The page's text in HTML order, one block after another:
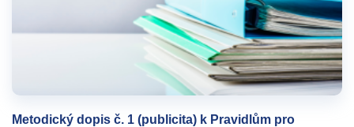
Metodický dopis č. 1 (publicita) k Pravidlům pro